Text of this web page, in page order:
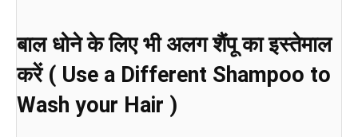
बाल धोने के लिए भी अलग शैंपू का इस्तेमाल
करें ( Use a Different Shampoo to
Wash your Hair )